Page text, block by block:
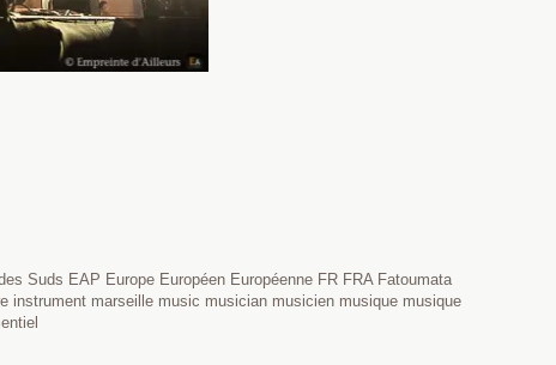
Suds EAP Europe Européen Européenne FR FRA Fatoumata
instrument marseille music musician musicien musique musique